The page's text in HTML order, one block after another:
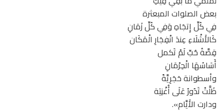
بعض الصلوات المبعثرة
فِي كُلِّ إِتجَاهِ وَفِي كُلِّ زَمَانِ
كَالأَشْلَاءِ عِندَ انْفِجَارِ الْمَكَان
قِصَّةُ حُبِّ لَمْ تَكمل
أَسَاسُهَا الْحِرْمَانِ
وأسطوانة حَجَرِيَّةً
ظَلَّتْ تَدُورُ عَلَى أُغْنِيَة
ودارت الأَيَّام».